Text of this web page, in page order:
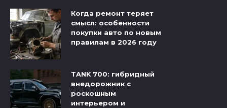
Когда ремонт теряет
смысл: особенности
покупки авто по новым
правилам в 2026 году
TANK 700: гибридный
внедорожник с
роскошным
интерьером и